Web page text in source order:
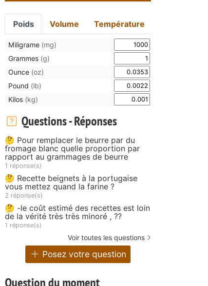
Poids Volume Température
Miligrame (mg)
Grammes (g)
Ounce (oz)
Pound (lb)
Kilos (kg)
Questions - Réponses
🤔 Pour remplacer le beurre par du
fromage blanc quelle proportion par
rapport au grammages de beurre
1 réponse(s)
🤔 Recette beignets à la portugaise
vous mettez quand la farine ?
2 réponse(s)
🤔 -le coût estimé des recettes est loin
de la vérité très très minoré , ??
1 réponse(s)
Voir toutes les questions
Posez votre question
Question du moment